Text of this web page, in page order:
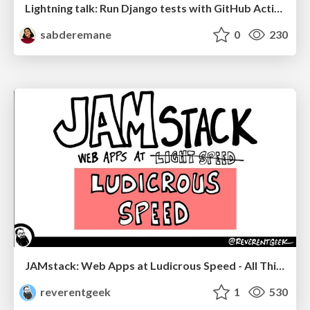
Lightning talk: Run Django tests with GitHub Actions
sabderemane
0 230
JAMstack: Web Apps at Ludicrous Speed - All Things Open 2022
reverentgeek
1 530